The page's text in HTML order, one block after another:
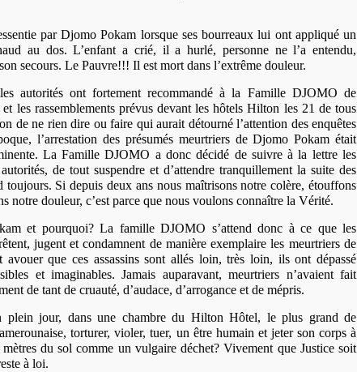
par Djomo Pokam lorsque ses bourreaux lui ont appliqué un
au dos. L’enfant a crié, il a hurlé, personne ne l’a entendu,
secours. Le Pauvre!!! Il est mort dans l’extrême douleur.
autorités ont fortement recommandé à la Famille DJOMO de
et les rassemblements prévus devant les hôtels Hilton les 21 de tous
de ne rien dire ou faire qui aurait détourné l’attention des enquêtes
l’arrestation des présumés meurtriers de Djomo Pokam était
La Famille DJOMO a donc décidé de suivre à la lettre les
de tout suspendre et d’attendre tranquillement la suite des
toujours. Si depuis deux ans nous maîtrisons notre colère, étouffons
notre douleur, c’est parce que nous voulons connaître la Vérité.
et pourquoi? La famille DJOMO s’attend donc à ce que les
jugent et condamnent de manière exemplaire les meurtriers de
que ces assassins sont allés loin, très loin, ils ont dépassé
et imaginables. Jamais auparavant, meurtriers n’avaient fait
de tant de cruauté, d’audace, d’arrogance et de mépris.
plein jour, dans une chambre du Hilton Hôtel, le plus grand de
torturer, violer, tuer, un être humain et jeter son corps à
mètres du sol comme un vulgaire déchet? Vivement que Justice soit
à loi.